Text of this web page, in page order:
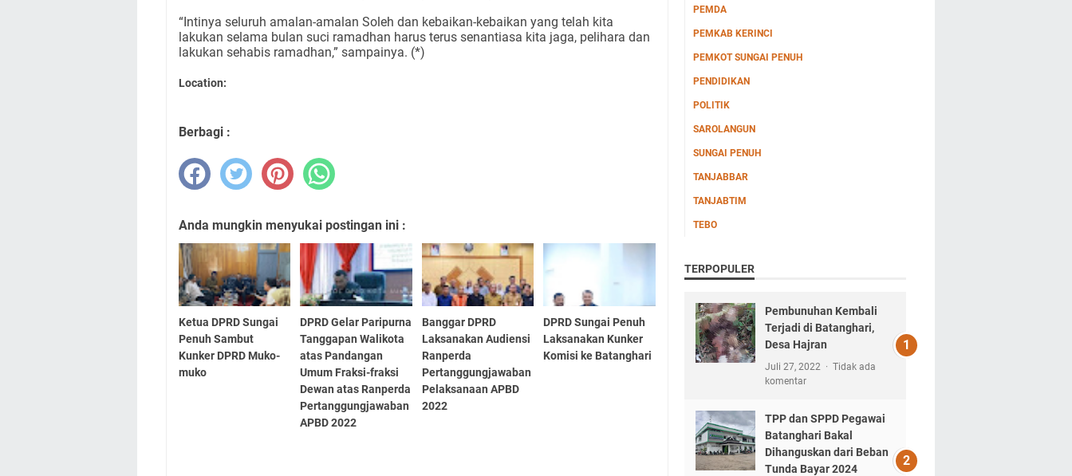
“Intinya seluruh amalan-amalan Soleh dan kebaikan-kebaikan yang telah kita
lakukan selama bulan suci ramadhan harus terus senantiasa kita jaga, pelihara dan
lakukan sehabis ramadhan,” sampainya. (*)
Location:
Berbagi :
Anda mungkin menyukai postingan ini :
Ketua DPRD Sungai
Penuh Sambut
Kunker DPRD Muko-
muko
DPRD Gelar Paripurna
Tanggapan Walikota
atas Pandangan
Umum Fraksi-fraksi
Dewan atas Ranperda
Pertanggungjawaban
APBD 2022
Banggar DPRD
Laksanakan Audiensi
Ranperda
Pertanggungjawaban
Pelaksanaan APBD
2022
DPRD Sungai Penuh
Laksanakan Kunker
Komisi ke Batanghari
PEMDA
PEMKAB KERINCI
PEMKOT SUNGAI PENUH
PENDIDIKAN
POLITIK
SAROLANGUN
SUNGAI PENUH
TANJABBAR
TANJABTIM
TEBO
TERPOPULER
Pembunuhan Kembali
Terjadi di Batanghari,
Desa Hajran
Juli 27, 2022
Tidak ada
komentar
TPP dan SPPD Pegawai
Batanghari Bakal
Dihanguskan dari Beban
Tunda Bayar 2024